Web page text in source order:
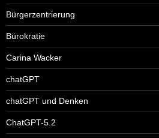
Bürgerzentrierung
Bürokratie
Carina Wacker
chatGPT
chatGPT und Denken
ChatGPT-5.2